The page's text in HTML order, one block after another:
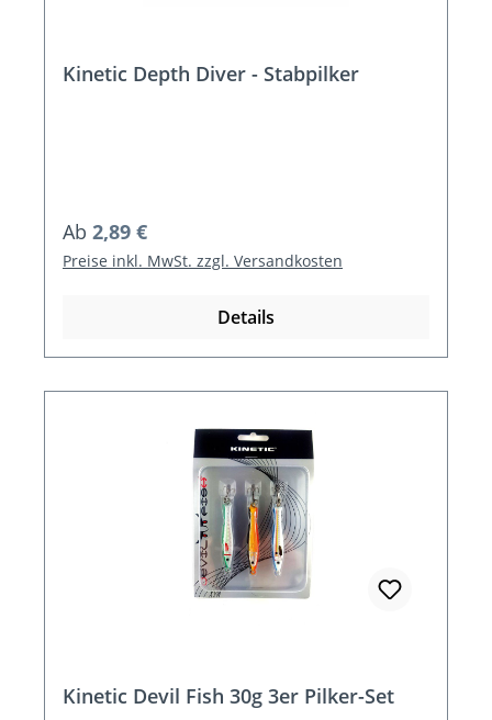
Kinetic Depth Diver - Stabpilker
Regulärer Preis:
Ab 2,89 €
Preise inkl. MwSt. zzgl. Versandkosten
Details
Kinetic Devil Fish 30g 3er Pilker-Set